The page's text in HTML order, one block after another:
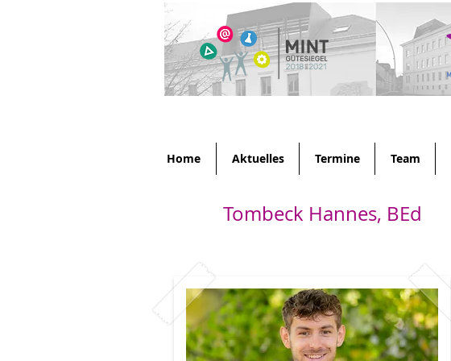
Tombeck Hannes, BEd
Home Aktuelles Termine Team